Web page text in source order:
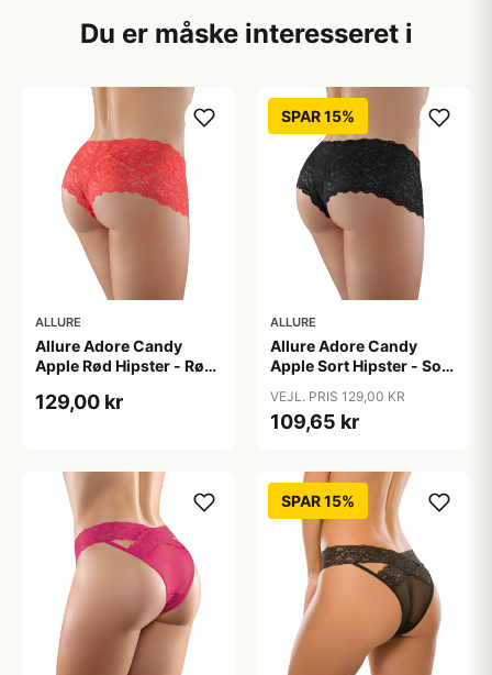
Du er måske interesseret i
ALLURE
Allure Adore Candy
Apple Rød Hipster - Rød
129,00 kr
SPAR 15%
ALLURE
Allure Adore Candy
Apple Sort Hipster - Sort
VEJL. PRIS 129,00 KR
109,65 kr
SPAR 15%